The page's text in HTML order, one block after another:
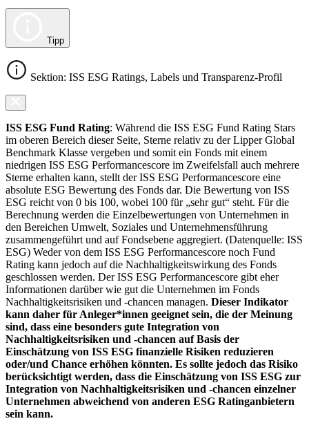
Tipp
Sektion: ISS ESG Ratings, Labels und Transparenz-Profil
ISS ESG Fund Rating: Während die ISS ESG Fund Rating Stars
im oberen Bereich dieser Seite, Sterne relativ zu der Lipper Global
Benchmark Klasse vergeben und somit ein Fonds mit einem
niedrigen ISS ESG Performancescore im Zweifelsfall auch mehrere
Sterne erhalten kann, stellt der ISS ESG Performancescore eine
absolute ESG Bewertung des Fonds dar. Die Bewertung von ISS
ESG reicht von 0 bis 100, wobei 100 für „sehr gut“ steht. Für die
Berechnung werden die Einzelbewertungen von Unternehmen in
den Bereichen Umwelt, Soziales und Unternehmensführung
zusammengeführt und auf Fondsebene aggregiert. (Datenquelle: ISS
ESG) Weder von dem ISS ESG Performancescore noch Fund
Rating kann jedoch auf die Nachhaltigkeitswirkung des Fonds
geschlossen werden. Der ISS ESG Performancescore gibt eher
Informationen darüber wie gut die Unternehmen im Fonds
Nachhaltigkeitsrisiken und -chancen managen. Dieser Indikator
kann daher für Anleger*innen geeignet sein, die der Meinung
sind, dass eine besonders gute Integration von
Nachhaltigkeitsrisiken und -chancen auf Basis der
Einschätzung von ISS ESG finanzielle Risiken reduzieren
oder/und Chance erhöhen könnten. Es sollte jedoch das Risiko
berücksichtigt werden, dass die Einschätzung von ISS ESG zur
Integration von Nachhaltigkeitsrisiken und -chancen einzelner
Unternehmen abweichend von anderen ESG Ratinganbietern
sein kann.